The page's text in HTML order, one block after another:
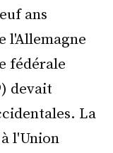
ans
l'Allemagne
fédérale
devait
La
l'Union